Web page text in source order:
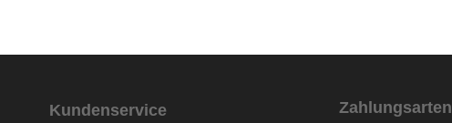
Kundenservice Zahlungsarten